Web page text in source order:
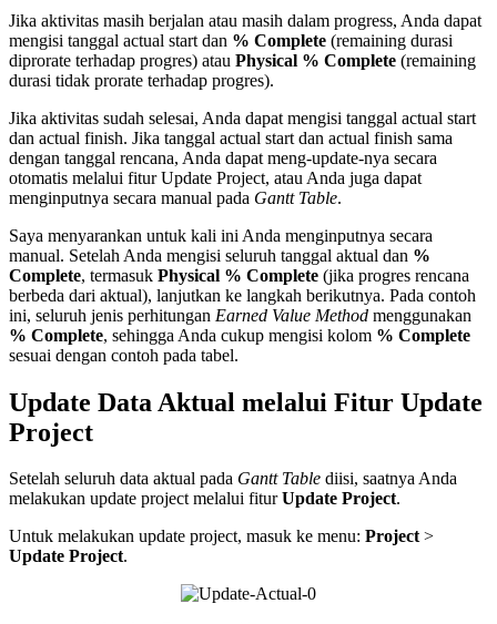
Jika aktivitas masih berjalan atau masih dalam progress, Anda dapat
mengisi tanggal actual start dan % Complete (remaining durasi
diprorate terhadap progres) atau Physical % Complete (remaining
durasi tidak prorate terhadap progres).
Jika aktivitas sudah selesai, Anda dapat mengisi tanggal actual start
dan actual finish. Jika tanggal actual start dan actual finish sama
dengan tanggal rencana, Anda dapat meng-update-nya secara
otomatis melalui fitur Update Project, atau Anda juga dapat
menginputnya secara manual pada Gantt Table.
Saya menyarankan untuk kali ini Anda menginputnya secara
manual. Setelah Anda mengisi seluruh tanggal aktual dan %
Complete, termasuk Physical % Complete (jika progres rencana
berbeda dari aktual), lanjutkan ke langkah berikutnya. Pada contoh
ini, seluruh jenis perhitungan Earned Value Method menggunakan
% Complete, sehingga Anda cukup mengisi kolom % Complete
sesuai dengan contoh pada tabel.
Update Data Aktual melalui Fitur Update
Project
Setelah seluruh data aktual pada Gantt Table diisi, saatnya Anda
melakukan update project melalui fiturUpdate Project.
Untuk melakukan update project, masuk ke menu: Project>
Update Project.